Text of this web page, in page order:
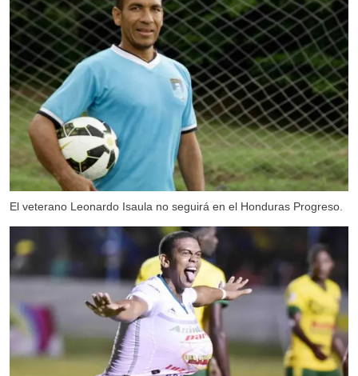
El veterano Leonardo Isaula no seguirá en el Honduras Progreso.